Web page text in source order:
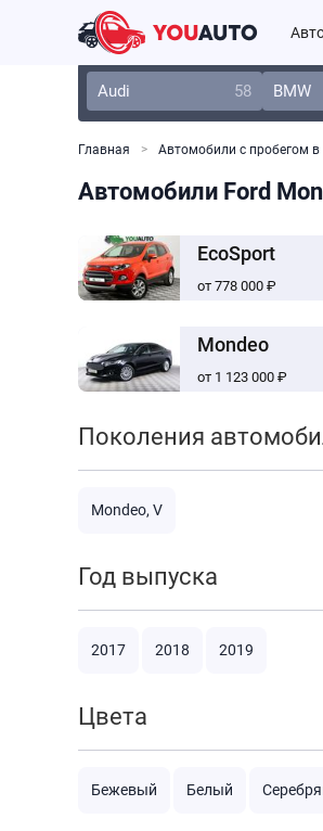
Audi 58 BMW
Главная Автомобили с пробегом в
Автомобили Ford
EcoSport
от 778 000 ₽
Mondeo
от 1 123 000 ₽
Поколения
Mondeo, V
Год выпуска
2017 2018 2019
Цвета
Бежевый Белый